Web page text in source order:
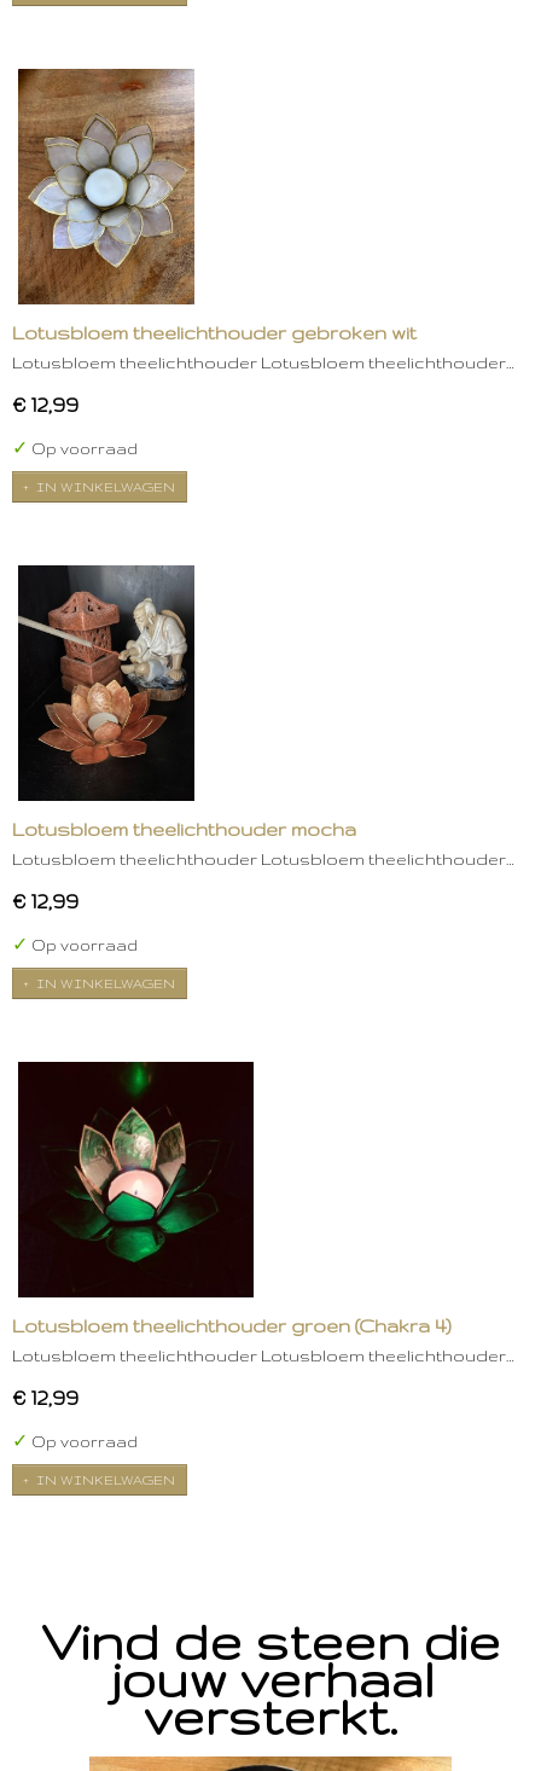
Lotusbloem theelichthouder gebroken wit
Lotusbloem theelichthouder Lotusbloem theelichthouder…
€ 12,99
✓ Op voorraad
IN WINKELWAGEN
Lotusbloem theelichthouder mocha
Lotusbloem theelichthouder Lotusbloem theelichthouder…
€ 12,99
✓ Op voorraad
IN WINKELWAGEN
Lotusbloem theelichthouder groen (Chakra 4)
Lotusbloem theelichthouder Lotusbloem theelichthouder…
€ 12,99
✓ Op voorraad
IN WINKELWAGEN
Vind de steen die
jouw verhaal
versterkt.